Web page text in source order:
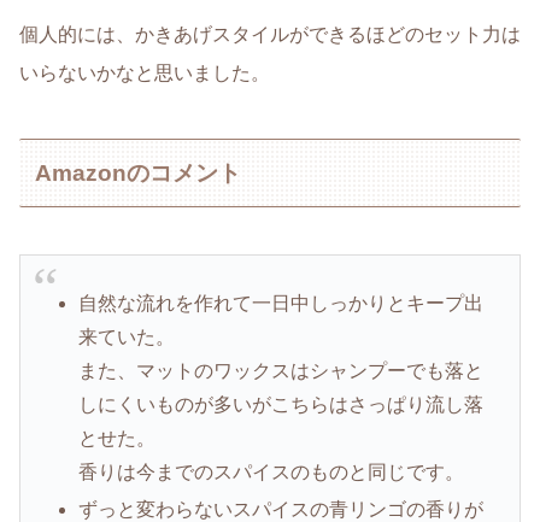
個人的には、かきあげスタイルができるほどのセット力は
いらないかなと思いました。
Amazonのコメント
自然な流れを作れて一日中しっかりとキープ出
来ていた。
また、マットのワックスはシャンプーでも落と
しにくいものが多いがこちらはさっぱり流し落
とせた。
香りは今までのスパイスのものと同じです。
ずっと変わらないスパイスの青リンゴの香りが